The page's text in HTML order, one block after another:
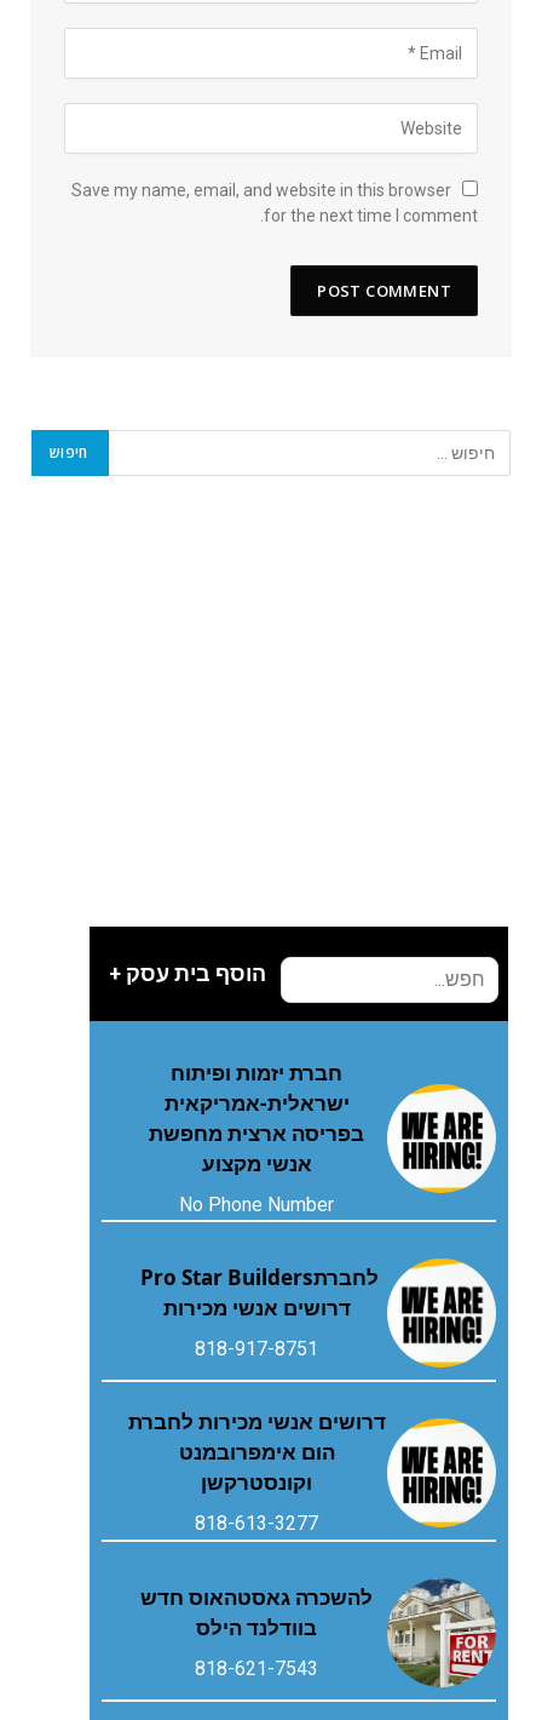
Save my name, email, and website in this browser
for the next time I comment.
הוסף בית עסק +
חברת יזמות ופיתוח
ישראלית-אמריקאית
בפריסה ארצית מחפשת
אנשי מקצוע
No Phone Number
לחברת‭ ‬Pro Star Builders‭
‬דרושים‭ ‬אנשי‭ ‬מכירות
818-917-8751
דרושים אנשי מכירות לחברת
הום אימפרובמנט
וקונסטרקשן
818-613-3277
להשכרה גאסטהאוס חדש
בוודלנד הילס
818-621-7543